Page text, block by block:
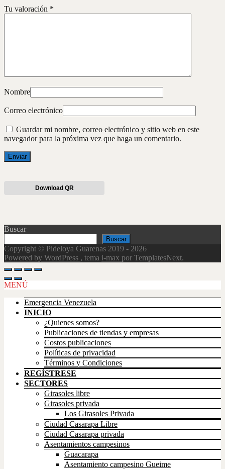
Tu valoración *
Nombre
Correo electrónico
Guardar mi nombre, correo electrónico y sitio web en este
navegador para la próxima vez que haga un comentario.
Download QR
Buscar
Buscar
Copyright © Pideloya Guarenas 2019 - 2026
Powered by WordPress , tema i-max por TemplatesNext.
Scroll
Up
MENÚ
Emergencia Venezuela
INICIO
¿Quienes somos?
Publicaciones de tiendas y empresas
Costos publicaciones
Políticas de privacidad
Términos y Condiciones
REGÍSTRESE
SECTORES
Girasoles libre
Girasoles privada
Los Girasoles Privada
Ciudad Casarapa Libre
Ciudad Casarapa privada
Asentamientos campesinos
Guacarapa
Asentamiento campesino Gueime